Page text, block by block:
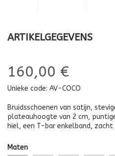
ARTIKELGEGEVENS
160,00 €
Unieke code: AV-COCO
Bruidsschoenen van satijn,
plateauhoogte van 2 cm,
hiel, een T-bar enkelband,
Maten